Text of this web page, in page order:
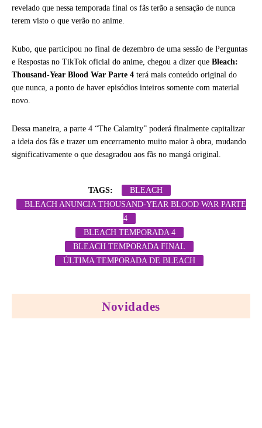
revelado que nessa temporada final os fãs terão a sensação de nunca
terem visto o que verão no anime.
Kubo, que participou no final de dezembro de uma sessão de Perguntas
e Respostas no TikTok oficial do anime, chegou a dizer que Bleach:
Thousand-Year Blood War Parte 4 terá mais conteúdo original do
que nunca, a ponto de haver episódios inteiros somente com material
novo.
Dessa maneira, a parte 4 “The Calamity” poderá finalmente capitalizar
a ideia dos fãs e trazer um encerramento muito maior à obra, mudando
significativamente o que desagradou aos fãs no mangá original.
TAGS:
BLEACH
BLEACH ANUNCIA THOUSAND-YEAR BLOOD WAR PARTE
4
BLEACH TEMPORADA 4
BLEACH TEMPORADA FINAL
ÚLTIMA TEMPORADA DE BLEACH
Novidades